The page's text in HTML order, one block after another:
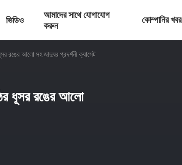
ভিডিও
আমাদের সাথে যোগাযোগ
করুন
কোম্পানির খবর
রঙের আলো সহ জাদুঘর প্রদর্শনী ক্যাসেট
ধূসর রঙের আলো